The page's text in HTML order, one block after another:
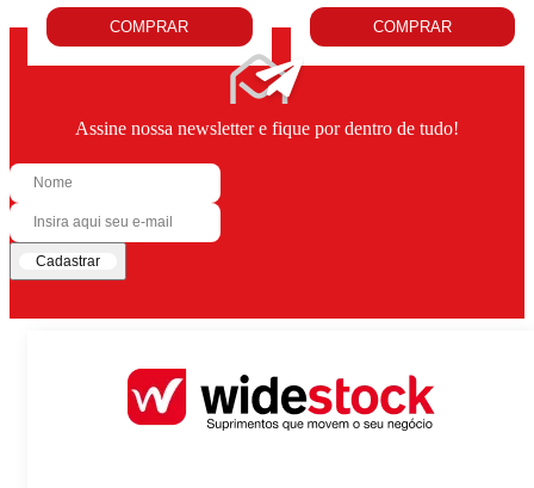
COMPRAR COMPRAR
Assine nossa newsletter e fique por dentro de tudo!
Cadastrar